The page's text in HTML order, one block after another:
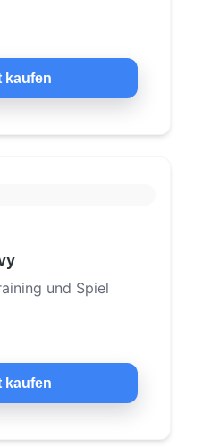
kaufen
und Spiel
kaufen